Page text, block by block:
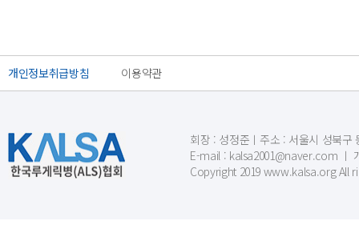
개인정보취급방침 이용약관
회장 : 성정준ㅣ주소 : 서울시 성북구
E-mail : kalsa2001@naver.com ㅣ
Copyright 2019 www.kalsa.org All